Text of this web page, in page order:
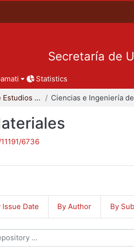
Secretaría de
Statistics
Coordinación de Estudios de Posgrado - CBI
6736
Issue Date By Author By